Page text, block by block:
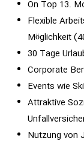
On Top 13.
Flexible
Möglichkeit
30 Tage
Corporate
Events wie
Attraktive
Nutzung von